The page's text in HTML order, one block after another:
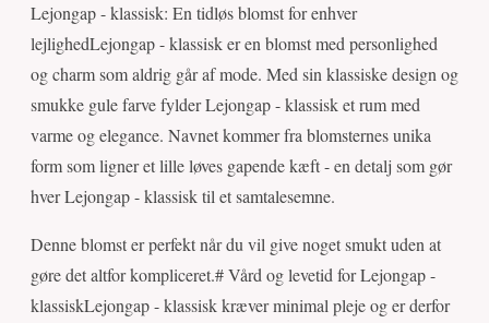
Lejongap - klassisk: En tidløs blomst for enhver
lejlighedLejongap - klassisk er en blomst med personlighed
og charm som aldrig går af mode. Med sin klassiske design og
smukke gule farve fylder Lejongap - klassisk et rum med
varme og elegance. Navnet kommer fra blomsternes unika
form som ligner et lille løves gapende kæft - en detalj som gør
hver Lejongap - klassisk til et samtalesemne.
Denne blomst er perfekt når du vil give noget smukt uden at
gøre det altfor kompliceret.# Vård og levetid for Lejongap -
klassiskLejongap - klassisk kræver minimal pleje og er derfor